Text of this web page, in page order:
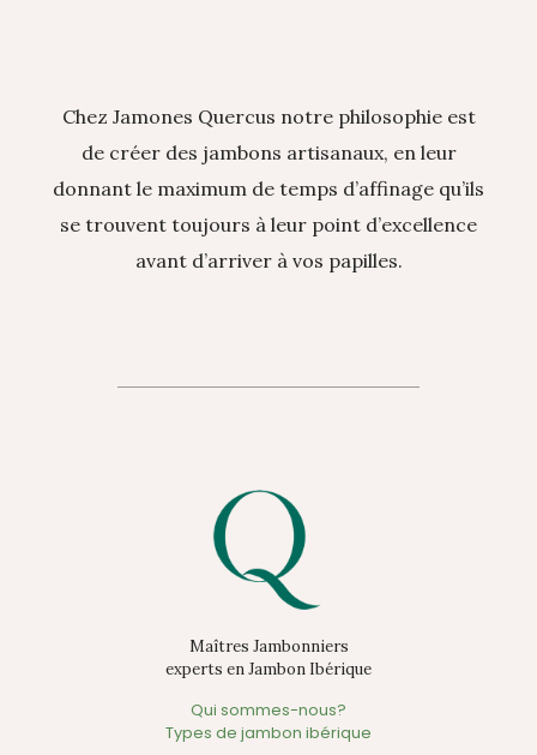
Chez Jamones Quercus notre philosophie est
de créer des jambons artisanaux, en leur
donnant le maximum de temps d’affinage qu’ils
se trouvent toujours à leur point d’excellence
avant d’arriver à vos papilles.
Maîtres Jambonniers
experts en Jambon Ibérique
Qui sommes-nous?
Types de jambon ibérique